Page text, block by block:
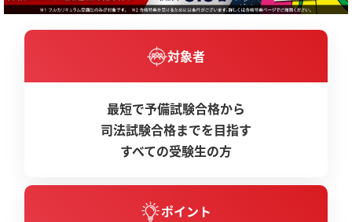
対象者
最短で予備試験合格から
司法試験合格までを目指す
すべての受験生の方
ポイント